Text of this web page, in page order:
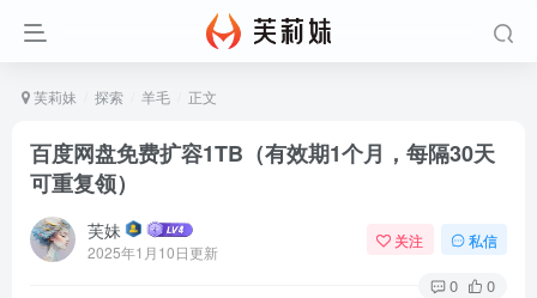
芙莉妹 探索 羊毛 正文
百度网盘免费扩容1TB（有效期1个月，每隔30天
可重复领）
芙妹
2025年1月10日更新
关注 私信
0 0